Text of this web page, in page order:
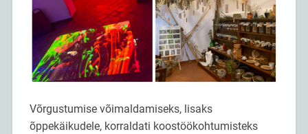
Võrgustumise võimaldamiseks, lisaks
õppekäikudele, korraldati koostöökohtumisteks